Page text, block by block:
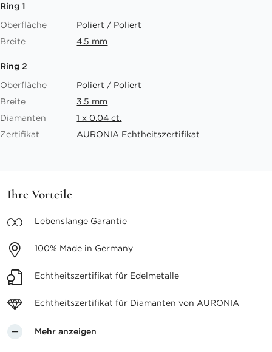
Ring 1
Oberfläche
Poliert / Poliert
Breite
4.5 mm
Ring 2
Oberfläche
Poliert / Poliert
Breite
3.5 mm
Diamanten
1 x 0.04 ct.
Zertifikat
AURONIA Echtheitszertifikat
Ihre Vorteile
Lebenslange Garantie
100% Made in Germany
Echtheitszertifikat für Edelmetalle
Echtheitszertifikat für Diamanten von AURONIA
Mehr anzeigen